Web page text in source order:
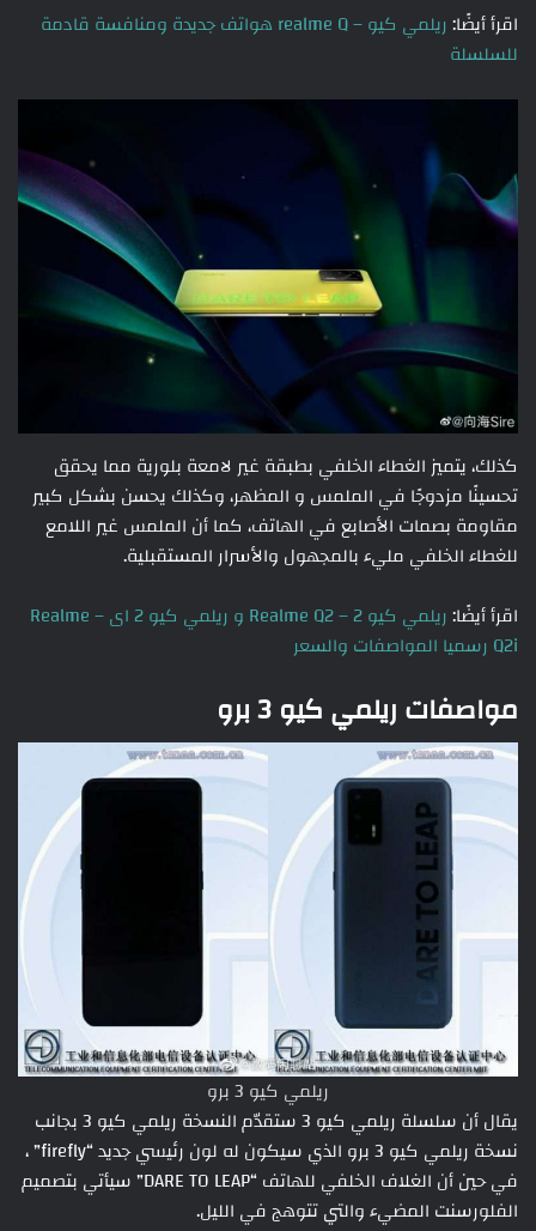
اقرأ أيضًا:
ريلمي كيو – realme Q هواتف جديدة ومنافسة قادمة
للسلسلة
كذلك، يتميز الغطاء الخلفي بطبقة غير لامعة بلورية مما يحقق
تحسينًا مزدوجًا في الملمس و المظهر، وكذلك يحسن بشكل كبير
مقاومة بصمات الأصابع في الهاتف، كما أن الملمس غير اللامع
للغطاء الخلفي مليء بالمجهول والأسرار المستقبلية.
اقرأ أيضًا:
ريلمي كيو 2 – Realme Q2 و ريلمي كيو 2 اى – Realme
Q2i رسميا المواصفات والسعر
مواصفات ريلمي كيو 3 برو
ريلمي كيو 3 برو
يقال أن سلسلة ريلمي كيو 3 ستقدّم النسخة ريلمي كيو 3 بجانب
نسخة ريلمي كيو 3 برو الذي سيكون له لون رئيسي جديد “firefly” ،
في حين أن الغلاف الخلفي للهاتف “DARE TO LEAP” سيأتي بتصميم
الفلورسنت المضيء والتي تتوهج في الليل.